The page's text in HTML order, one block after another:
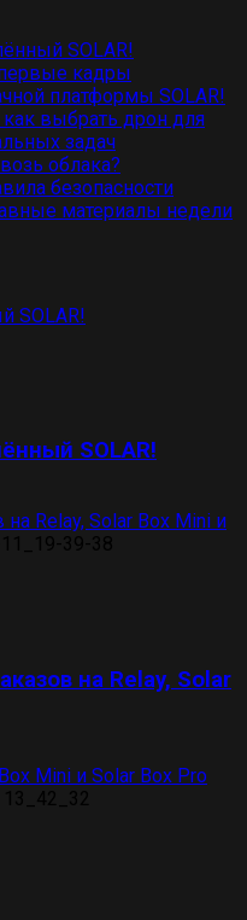
SOLAR!
кадры
платформы SOLAR!
выбрать дрон для
задач
облака?
безопасности
материалы недели
SOLAR!
SOLAR!
Relay, Solar Box Mini и
на Relay, Solar
Mini и Solar Box Pro